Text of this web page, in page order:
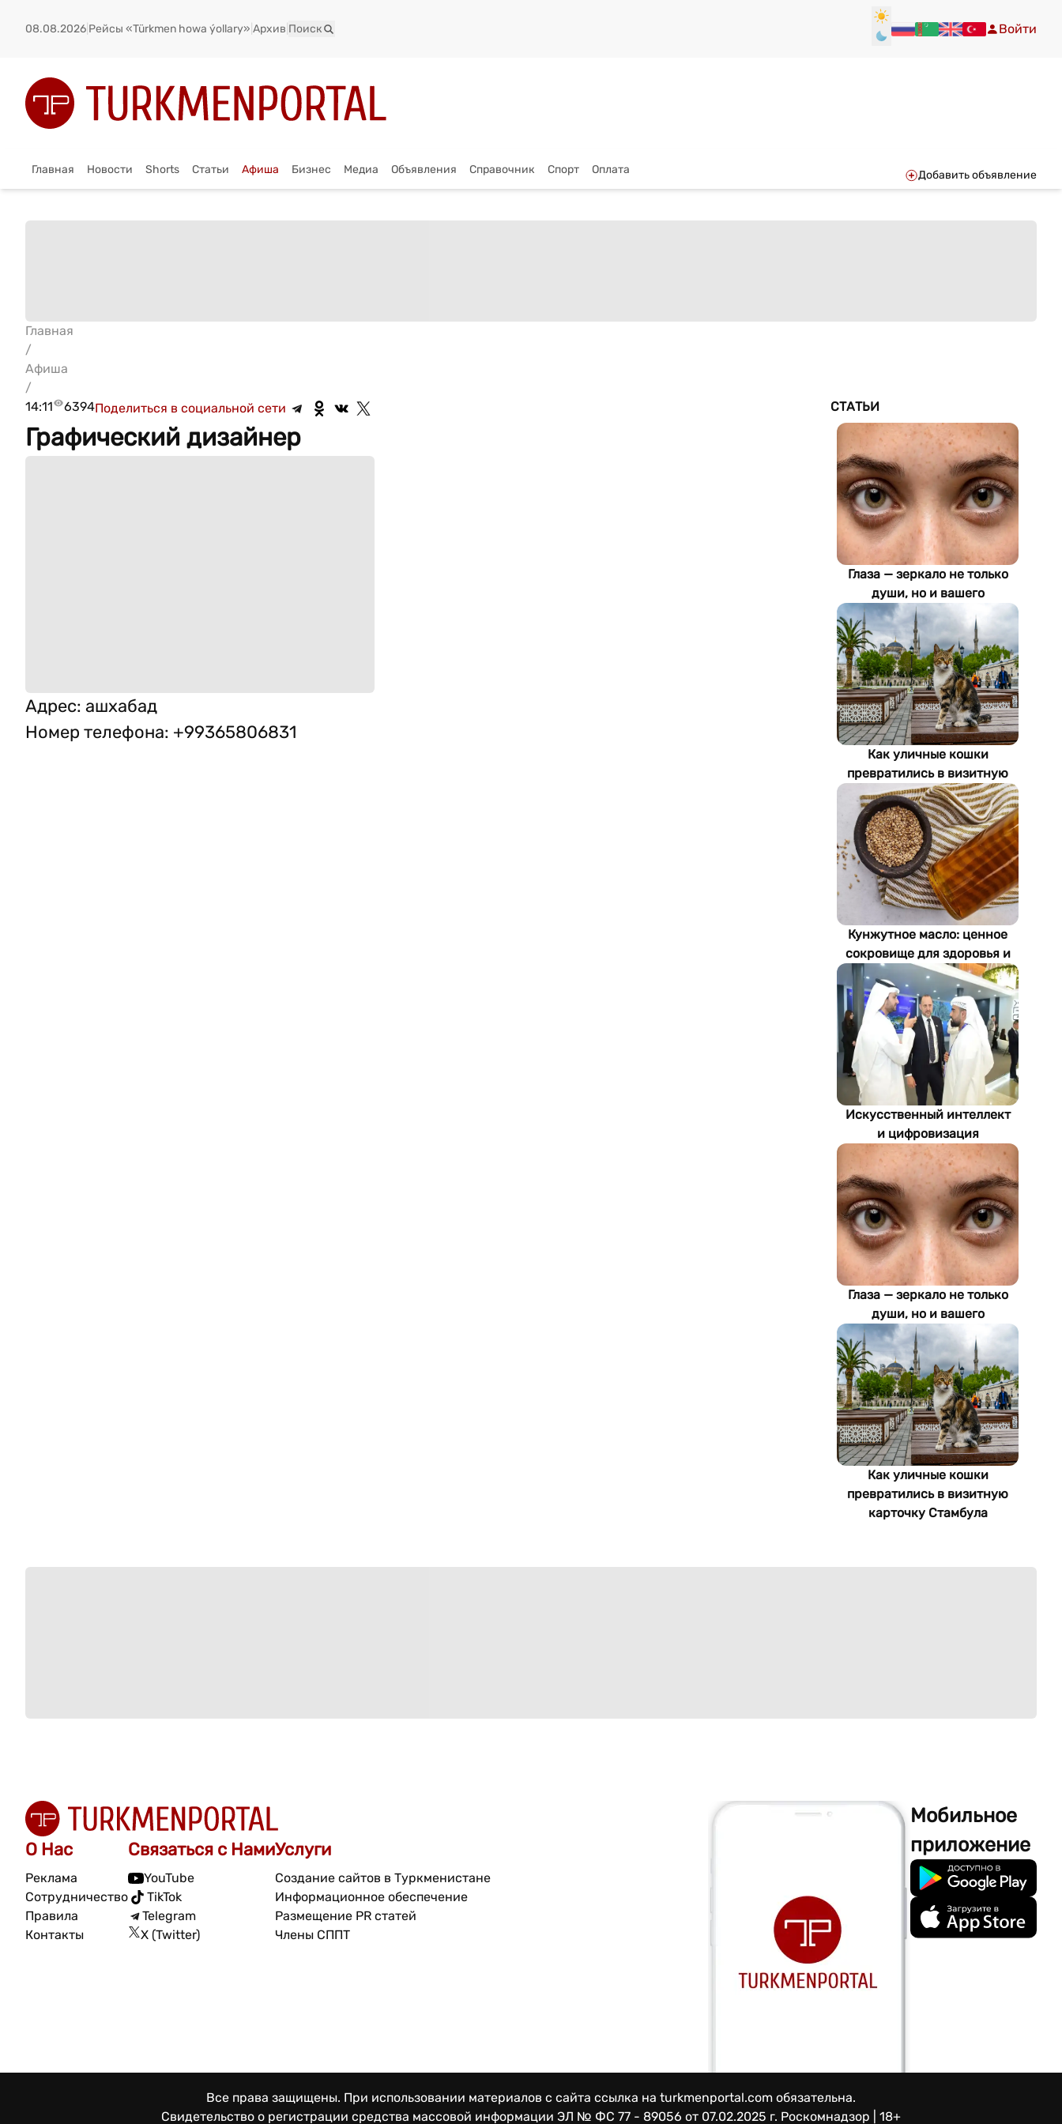
08.08.2026 Рейсы «Türkmen howa ýollary» Архив Поиск Войти
Главная Новости Shorts Статьи Афиша Бизнес Медиа Объявления Справочник Спорт Оплата Добавить объявление
Главная
/
Афиша
/
14:11
6394Поделиться в социальной сети
Графический дизайнер
Адрес: ашхабад
Номер телефона: +99365806831
СТАТЬИ
Глаза — зеркало не только
души, но и вашего
здоровья: как ИИ находит
болезни по фотографии
Как уличные кошки
превратились в визитную
карточку Стамбула
Кунжутное масло: ценное
сокровище для здоровья и
экономики Туркменистана
Искусственный интеллект
и цифровизация
определяют будущее
энергетики
Туркменистана
Глаза — зеркало не только
души, но и вашего
здоровья: как ИИ находит
болезни по фотографии
Как уличные кошки
превратились в визитную
карточку Стамбула
О Нас
Реклама
Сотрудничество
Правила
Контакты
Связаться с Нами
YouTube
TikTok
Telegram
X (Twitter)
Услуги
Создание сайтов в Туркменистане
Информационное обеспечение
Размещение PR статей
Члены СППТ
Мобильное
приложение
Все права защищены. При использовании материалов с сайта ссылка на turkmenportal.com обязательна.
Свидетельство о регистрации средства массовой информации ЭЛ № ФС 77 - 89056 от 07.02.2025 г. Роскомнадзор | 18+